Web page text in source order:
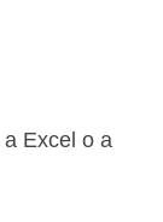
Excel o a